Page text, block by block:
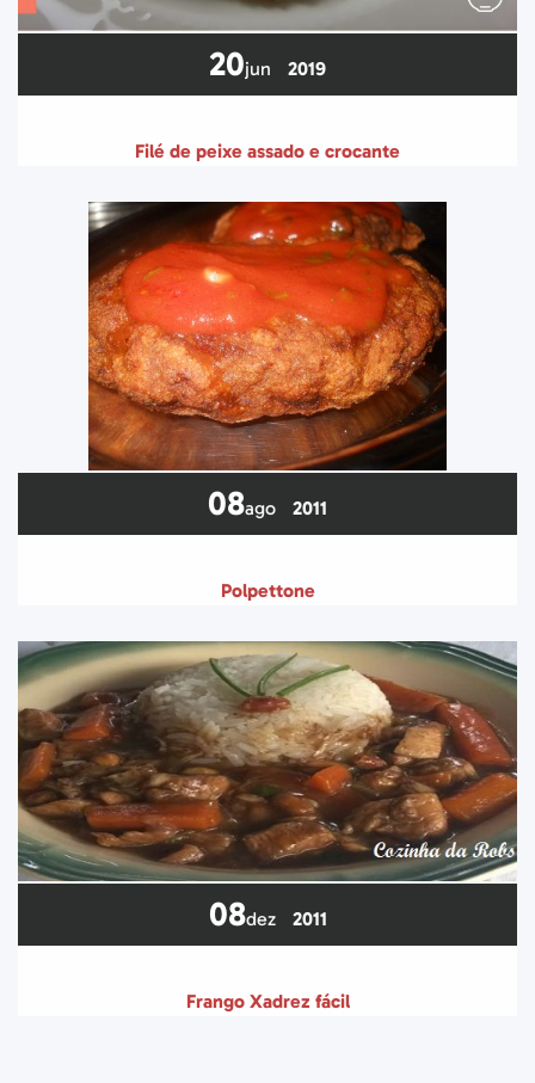
20jun 2019
Filé de peixe assado e crocante
08ago 2011
Polpettone
08dez 2011
Frango Xadrez fácil